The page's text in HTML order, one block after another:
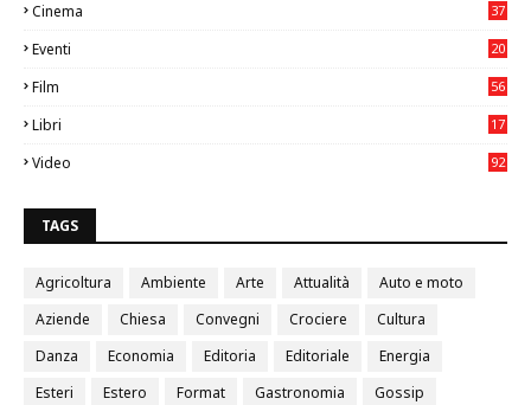
Cinema
37
Eventi
20
Film
56
Libri
17
Video
92
TAGS
Agricoltura Ambiente Arte Attualità
Auto e moto
Aziende
Chiesa Convegni Crociere
Cultura
Danza
Economia Editoria Editoriale
Energia
Esteri
Estero Format Gastronomia
Gossip